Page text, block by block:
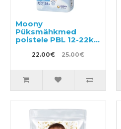
Moony
Püksmähkmed
poistele PBL 12-22kg
22.00€ 25.00€